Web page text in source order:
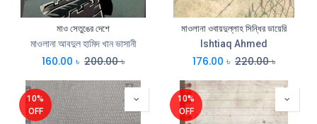
মাও সেতুঙের দেশে
মাওলানা আবদুল হামিদ খান ভাসানী
160.00 ৳ 200.00৳
মাওলানা ওবায়দুল্লাহ সিন্ধির ডায়েরি
Ishtiaq Ahmed
176.00 ৳ 220.00৳
10%
OFF
10%
OFF